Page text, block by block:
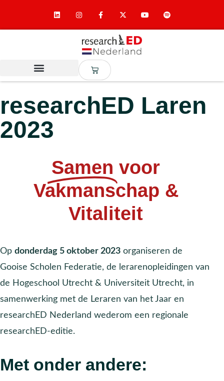
researchED Laren
2023
Samen voor
Vakmanschap &
Vitaliteit
Op donderdag 5 oktober 2023 organiseren de
Gooise Scholen Federatie, de lerarenopleidingen van
de Hogeschool Utrecht & Universiteit Utrecht, in
samenwerking met de Leraren van het Jaar en
researchED Nederland wederom een regionale
researchED-editie.
Met onder andere: